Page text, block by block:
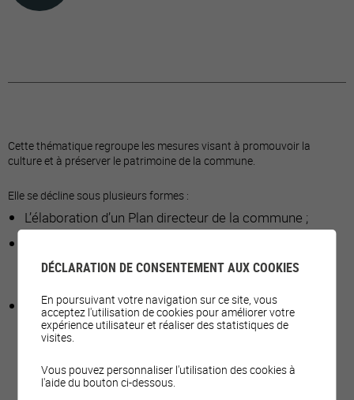
Cette thématique regroupe les mesures visant à promouvoir la
culture et à préserver le patrimoine de la commune.
Elle se décline sous plusieurs formes :
L’élaboration d’un Plan directeur de la commune ;
travaux de rénovation et d’entretien des bâtiments
La mise en place d’une Commission chargé de
recueillir des témoignages concernant le passé de la
commune.
DÉCLARATION DE CONSENTEMENT AUX COOKIES
En poursuivant votre navigation sur ce site, vous
acceptez l'utilisation de cookies pour améliorer votre
expérience utilisateur et réaliser des statistiques de
visites.
Vous pouvez personnaliser l'utilisation des cookies à
l'aide du bouton ci-dessous.